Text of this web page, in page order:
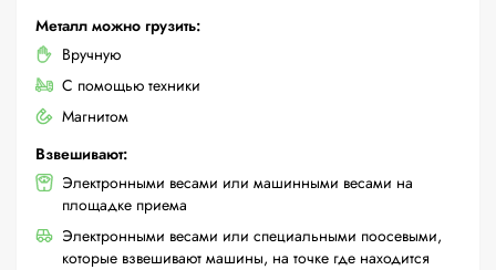
Металл можно грузить:
Вручную
С помощью техники
Магнитом
Взвешивают:
Электронными весами или машинными весами на
площадке приема
Электронными весами или специальными поосевыми,
которые взвешивают машины, на точке где находится